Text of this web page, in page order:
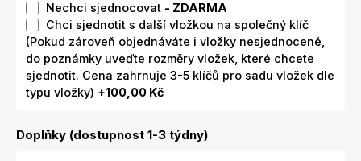
Nechci sjednocovat - ZDARMA
Chci sjednotit s další vložkou na společný klíč
(Pokud zároveň objednáváte i vložky nesjednocené,
do poznámky uveďte rozměry vložek, které chcete
sjednotit. Cena zahrnuje 3-5 klíčů pro sadu vložek dle
typu vložky) +100,00 Kč
Doplňky (dostupnost 1-3 týdny)